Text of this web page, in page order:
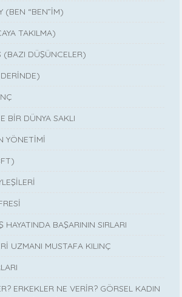
(BEN “BEN”İM)
TAKILMA)
DÜŞÜNCELER)
BİR DÜNYA SAKLI
YÖNETİMİ
HAYATINDA BAŞARININ SIRLARI
UZMANI MUSTAFA KILINÇ
ERKEKLER NE VERİR? GÖRSEL KADIN